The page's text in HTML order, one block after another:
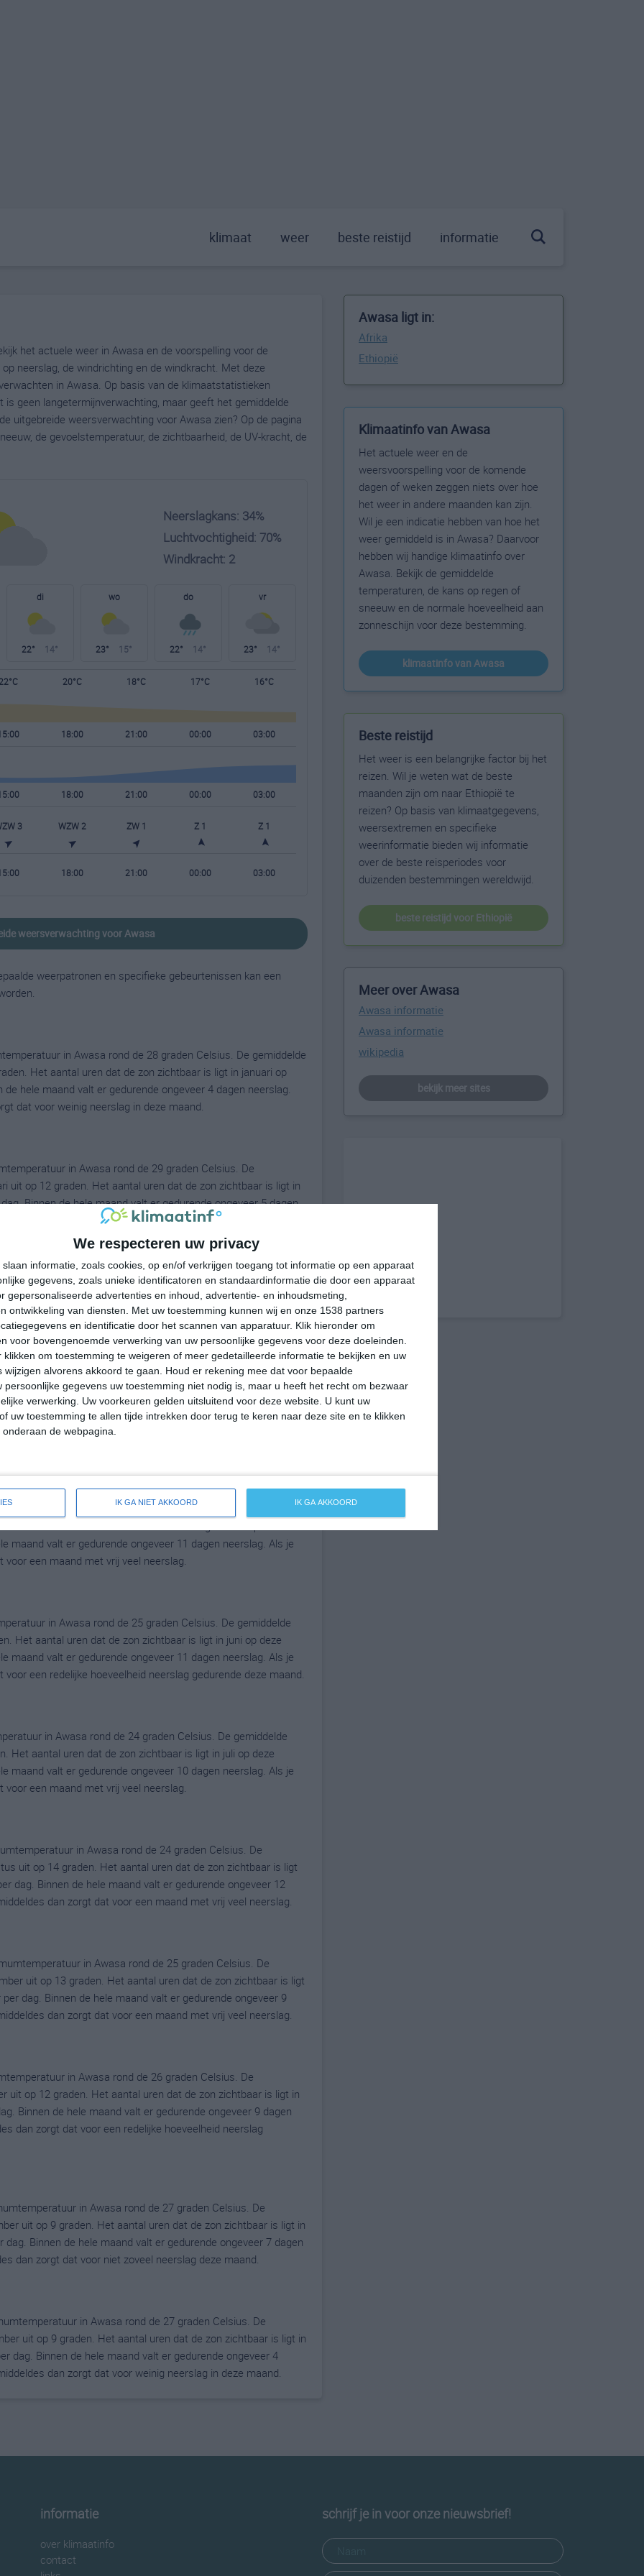
We respecteren uw privacy
slaan informatie, zoals cookies, op en/of verkrijgen toegang tot informatie op een apparaat
gegevens, zoals unieke identificatoren en standaardinformatie die door een apparaat
gepersonaliseerde advertenties en inhoud, advertentie- en inhoudsmeting,
ontwikkeling van diensten.
Met uw toestemming kunnen wij en onze 1538 partners
en identificatie door het scannen van apparatuur. Klik hieronder om
voor bovengenoemde verwerking van uw persoonlijke gegevens voor deze doeleinden.
klikken om toestemming te weigeren of meer gedetailleerde informatie te bekijken en uw
alvorens akkoord te gaan.
Houd er rekening mee dat voor bepaalde
persoonlijke gegevens uw toestemming niet nodig is, maar u heeft het recht om bezwaar
verwerking. Uw voorkeuren gelden uitsluitend voor deze website. U kunt uw
uw toestemming te allen tijde intrekken door terug te keren naar deze site en te klikken
de webpagina.
IK GA NIET AKKOORD IK GA AKKOORD
klimaat weer beste reistijd informatie
het actuele weer in Awasa en de voorspelling voor de
neerslag, de windrichting en de windkracht. Met deze
in Awasa. Op basis van de klimaatstatistieken
geen langetermijnverwachting, maar geeft het gemiddelde
uitgebreide weersverwachting voor Awasa zien? Op de pagina
de gevoelstemperatuur, de zichtbaarheid, de UV-kracht, de
Neerslagkans: 34%
Luchtvochtigheid: 70%
Windkracht: 2
di
22° 14°
wo
23° 15°
do
22° 14°
vr
23° 14°
22°C 20°C 18°C 17°C 16°C
18:00 21:00 00:00 03:00
18:00 21:00 00:00 03:00
3 WZW 2 ZW 1 Z 1 Z 1
18:00 21:00 00:00 03:00
weersverwachting voor Awasa
weerpatronen en specifieke gebeurtenissen kan een
in Awasa rond de 28 graden Celsius. De gemiddelde
Het aantal uren dat de zon zichtbaar is ligt in januari op
hele maand valt er gedurende ongeveer 4 dagen neerslag.
dat voor weinig neerslag in deze maand.
in Awasa rond de 29 graden Celsius. De
uit op 12 graden. Het aantal uren dat de zon zichtbaar is ligt in
Binnen de hele maand valt er gedurende ongeveer 5 dagen
dan zorgt dat voor niet zoveel neerslag deze maand.
in Awasa rond de 29 graden Celsius. De gemiddelde
Het aantal uren dat de zon zichtbaar is ligt in maart op deze
maand valt er gedurende ongeveer 7 dagen neerslag. Als je
een redelijke hoeveelheid neerslag gedurende deze maand.
in Awasa rond de 28 graden Celsius. De gemiddelde
Het aantal uren dat de zon zichtbaar is ligt in april op deze
maand valt er gedurende ongeveer 11 dagen neerslag. Als je
een maand met vrij veel neerslag.
in Awasa rond de 26 graden Celsius. De gemiddelde
Het aantal uren dat de zon zichtbaar is ligt in mei op deze
maand valt er gedurende ongeveer 11 dagen neerslag. Als je
een maand met vrij veel neerslag.
in Awasa rond de 25 graden Celsius. De gemiddelde
Het aantal uren dat de zon zichtbaar is ligt in juni op deze
maand valt er gedurende ongeveer 11 dagen neerslag. Als je
een redelijke hoeveelheid neerslag gedurende deze maand.
in Awasa rond de 24 graden Celsius. De gemiddelde
Het aantal uren dat de zon zichtbaar is ligt in juli op deze
maand valt er gedurende ongeveer 10 dagen neerslag. Als je
een maand met vrij veel neerslag.
in Awasa rond de 24 graden Celsius. De
uit op 14 graden. Het aantal uren dat de zon zichtbaar is ligt
dag. Binnen de hele maand valt er gedurende ongeveer 12
dan zorgt dat voor een maand met vrij veel neerslag.
in Awasa rond de 25 graden Celsius. De
uit op 13 graden. Het aantal uren dat de zon zichtbaar is ligt
dag. Binnen de hele maand valt er gedurende ongeveer 9
dan zorgt dat voor een maand met vrij veel neerslag.
in Awasa rond de 26 graden Celsius. De
uit op 12 graden. Het aantal uren dat de zon zichtbaar is ligt in
Binnen de hele maand valt er gedurende ongeveer 9 dagen
dan zorgt dat voor een redelijke hoeveelheid neerslag
in Awasa rond de 27 graden Celsius. De
uit op 9 graden. Het aantal uren dat de zon zichtbaar is ligt in
Binnen de hele maand valt er gedurende ongeveer 7 dagen
dan zorgt dat voor niet zoveel neerslag deze maand.
in Awasa rond de 27 graden Celsius. De
uit op 9 graden. Het aantal uren dat de zon zichtbaar is ligt in
dag. Binnen de hele maand valt er gedurende ongeveer 4
dan zorgt dat voor weinig neerslag in deze maand.
Awasa ligt in:
Afrika
Ethiopië
Klimaatinfo van Awasa
Het actuele weer en de
weersvoorspelling voor de komende
dagen of weken zeggen niets over hoe
het weer in andere maanden kan zijn.
Wil je een indicatie hebben van hoe het
weer gemiddeld is in Awasa? Daarvoor
hebben wij handige klimaatinfo over
Awasa. Bekijk de gemiddelde
temperaturen, de kans op regen of
sneeuw en de normale hoeveelheid aan
zonneschijn voor deze bestemming.
klimaatinfo van Awasa
Beste reistijd
Het weer is een belangrijke factor bij het
reizen. Wil je weten wat de beste
maanden zijn om naar Ethiopië te
reizen? Op basis van klimaatgegevens,
weersextremen en specifieke
weerinformatie bieden wij informatie
over de beste reisperiodes voor
duizenden bestemmingen wereldwijd.
beste reistijd voor Ethiopië
Meer over Awasa
Awasa informatie
Awasa informatie
wikipedia
bekijk meer sites
informatie
over klimaatinfo
contact
schrijf je in voor onze nieuwsbrief!